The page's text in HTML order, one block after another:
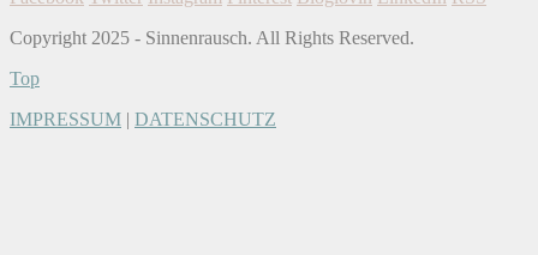
Copyright 2025 - Sinnenrausch. All Rights Reserved.
Top
IMPRESSUM | DATENSCHUTZ